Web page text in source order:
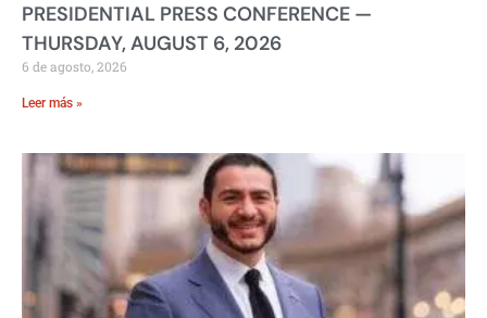
PRESIDENTIAL PRESS CONFERENCE —
THURSDAY, AUGUST 6, 2026
6 de agosto, 2026
Leer más »